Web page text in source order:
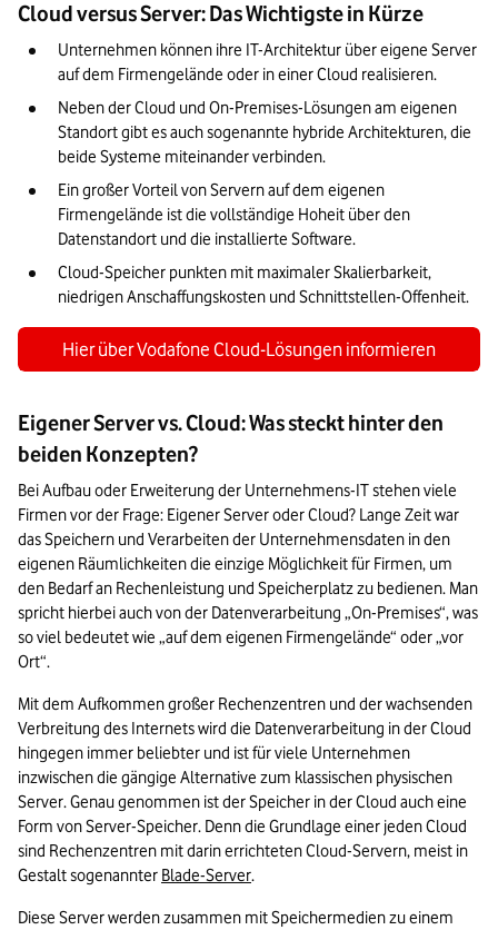
Cloud versus Server: Das Wichtigste in Kürze
Unternehmen können ihre IT-Architektur über eigene Server
auf dem Firmengelände oder in einer Cloud realisieren.
Neben der Cloud und On-Premises-Lösungen am eigenen
Standort gibt es auch sogenannte hybride Architekturen, die
beide Systeme miteinander verbinden.
Ein großer Vorteil von Servern auf dem eigenen
Firmengelände ist die vollständige Hoheit über den
Datenstandort und die installierte Software.
Cloud-Speicher punkten mit maximaler Skalierbarkeit,
niedrigen Anschaffungskosten und Schnittstellen-Offenheit.
Hier über Vodafone Cloud-Lösungen informieren
Eigener Server vs. Cloud: Was steckt hinter den
beiden Konzepten?
Bei Aufbau oder Erweiterung der Unternehmens-IT stehen viele
Firmen vor der Frage: Eigener Server oder Cloud? Lange Zeit war
das Speichern und Verarbeiten der Unternehmensdaten in den
eigenen Räumlichkeiten die einzige Möglichkeit für Firmen, um
den Bedarf an Rechenleistung und Speicherplatz zu bedienen. Man
spricht hierbei auch von der Datenverarbeitung „On-Premises“, was
so viel bedeutet wie „auf dem eigenen Firmengelände“ oder „vor
Ort“.
Mit dem Aufkommen großer Rechenzentren und der wachsenden
Verbreitung des Internets wird die Datenverarbeitung in der Cloud
hingegen immer beliebter und ist für viele Unternehmen
inzwischen die gängige Alternative zum klassischen physischen
Server. Genau genommen ist der Speicher in der Cloud auch eine
Form von Server-Speicher. Denn die Grundlage einer jeden Cloud
sind Rechenzentren mit darin errichteten Cloud-Servern, meist in
Gestalt sogenannter Blade-Server.
Diese Server werden zusammen mit Speichermedien zu einem